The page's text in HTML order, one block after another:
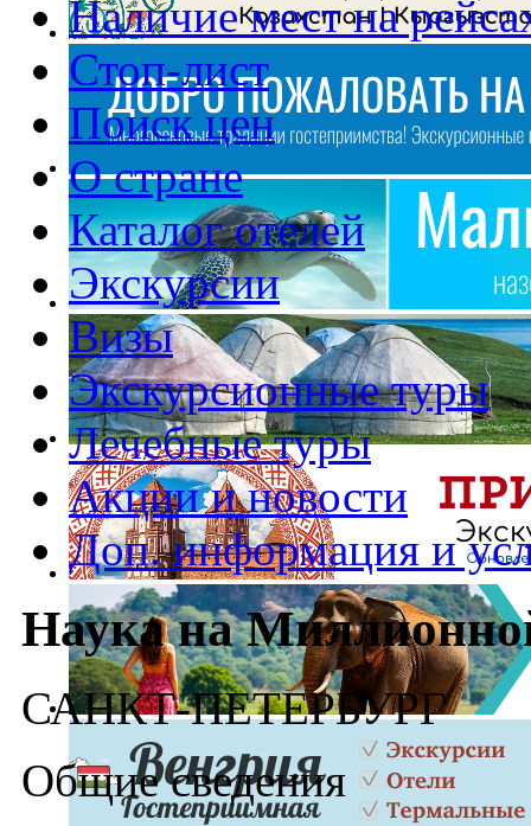
Наличие мест на
Стоп-лист
Поиск цен
О стране
Каталог отелей
Экскурсии
Визы
Экскурсионные туры
Лечебные туры
Акции и новости
Доп. информация и
Наука на
САНКТ-ПЕТЕРБУРГ
Общие сведения